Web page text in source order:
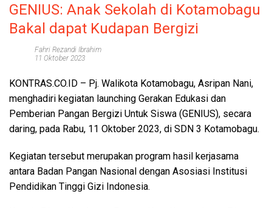
GENIUS: Anak Sekolah di Kotamobagu
Bakal dapat Kudapan Bergizi
Fahri Rezandi Ibrahim
11 Oktober 2023
KONTRAS.CO.ID – Pj. Walikota Kotamobagu, Asripan Nani,
menghadiri kegiatan launching Gerakan Edukasi dan
Pemberian Pangan Bergizi Untuk Siswa (GENIUS), secara
daring, pada Rabu, 11 Oktober 2023, di SDN 3 Kotamobagu.
Kegiatan tersebut merupakan program hasil kerjasama
antara Badan Pangan Nasional dengan Asosiasi Institusi
Pendidikan Tinggi Gizi Indonesia.